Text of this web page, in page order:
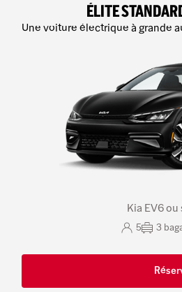
ÉLITE
Une voiture électrique à grande
Kia EV6
5 3